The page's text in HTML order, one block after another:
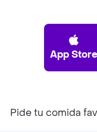
App Store
Pide tu comida